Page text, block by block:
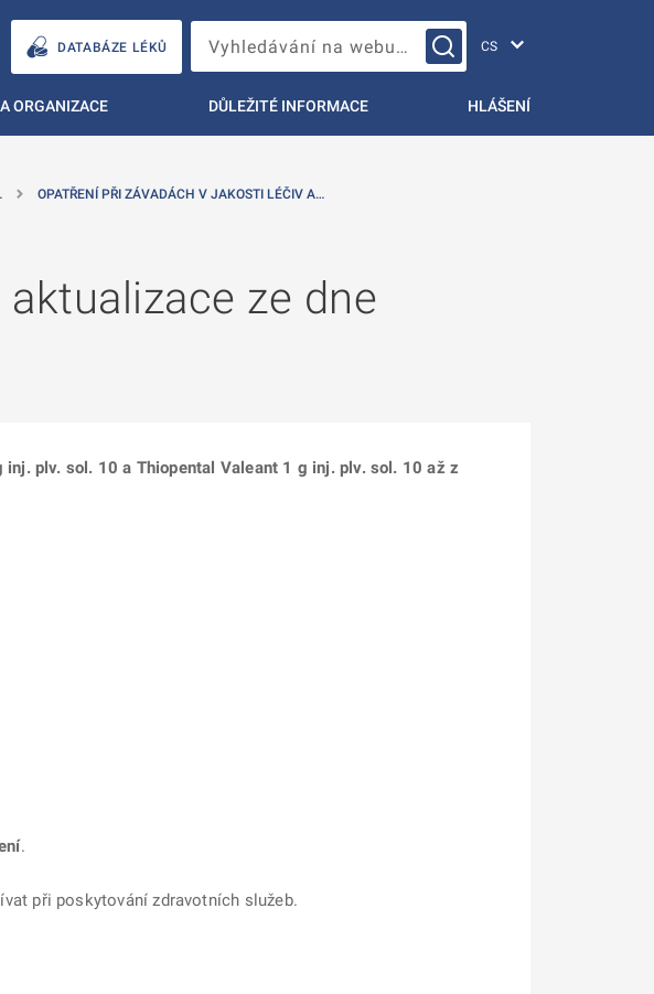
DATABÁZE LÉKŮ Vyhledávání na webu…
ORGANIZACE DŮLEŽITÉ INFORMACE HLÁŠENÍ
OPATŘENÍ PŘI ZÁVADÁCH V JAKOSTI LÉČIV A…
ze dne
plv. sol. 10 a Thiopental Valeant 1 g inj. plv. sol. 10 až z
.
při poskytování zdravotních služeb.